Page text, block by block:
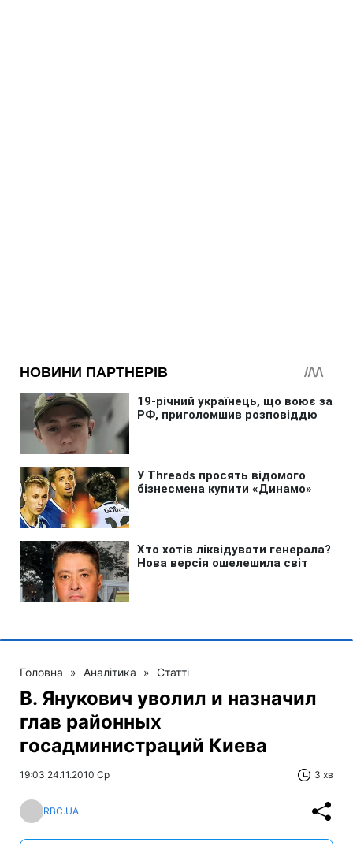
Головна » Аналітика » Статті
В. Янукович уволил и назначил
глав районных
госадминистраций Киева
19:03 24.11.2010 Ср 3 хв
RBC.UA